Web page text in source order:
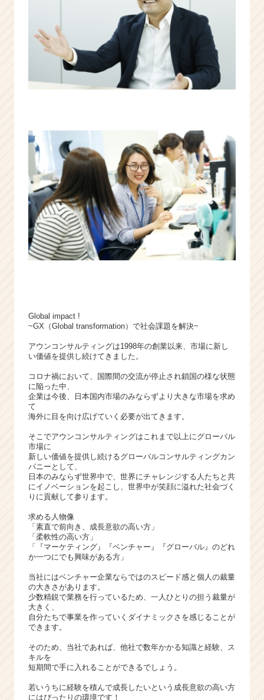
パ
ニ
ベ
ャ
成
長
か
ら
ス
カ
ウ
活
イ
チ
キ
ャ
ア
（C
h
e
e
r
a
e
e
r）
Global impact !
~GX（Global transformation）で社会課題を解決~
アウンコンサルティングは1998年の創業以来、市場に新し
い価値を提供し続けてきました。
コロナ禍において、国際間の交流が停止され鎖国の様な状態
に陥った中、
企業は今後、日本国内市場のみならずより大きな市場を求め
て
海外に目を向け広げていく必要が出てきます。
そこでアウンコンサルティングはこれまで以上にグローバル
市場に
新しい価値を提供し続けるグローバルコンサルティングカン
パニーとして、
日本のみならず世界中で、世界にチャレンジする人たちと共
にイノベーションを起こし、世界中が笑顔に溢れた社会づく
りに貢献して参ります。
求める人物像
「素直で前向き、成長意欲の高い方」
「柔軟性の高い方」
「『マーケティング』『ベンチャー』『グローバル』のどれ
か一つにでも興味がある方」
当社にはベンチャー企業ならではのスピード感と個人の裁量
の大きさがあります。
少数精鋭で業務を行っているため、一人ひとりの担う裁量が
大きく、
自分たちで事業を作っていくダイナミックさを感じることが
できます。
そのため、当社であれば、他社で数年かかる知識と経験、ス
キルを
短期間で手に入れることができるでしょう。
若いうちに経験を積んで成長したいという成長意欲の高い方
にはぴったりの環境です！